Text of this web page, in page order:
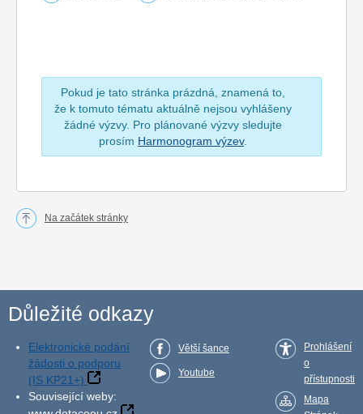
Pokud je tato stránka prázdná, znamená to,
že k tomuto tématu aktuálně nejsou vyhlášeny
žádné výzvy. Pro plánované výzvy sledujte
prosím Harmonogram výzev.
Na začátek stránky
Důležité odkazy
Elektronické podání
žádosti o podporu
(IS KP21+)
Související weby:
Větší šance
Youtube
Prohlášení
o
přístupnosti
Mapa